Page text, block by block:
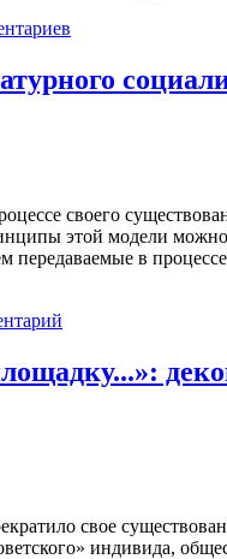
своего
этой модели можно
передаваемые в
свое
индивида,